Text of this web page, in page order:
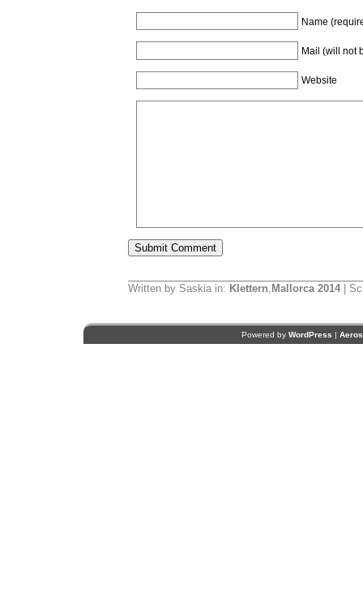
Name
Mail (will not
Website
Written by Saskia in: Klettern, Mallorca 2014|
Powered by WordPress |